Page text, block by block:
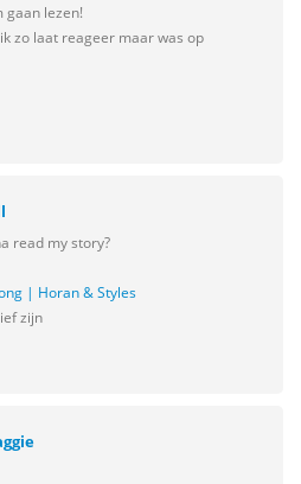
gaan lezen!
zo laat reageer maar was op
read my story?
| Horan & Styles
zijn